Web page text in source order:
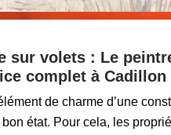
sur volets : Le
complet à Cadillon
de charme d’une
état. Pour cela, les